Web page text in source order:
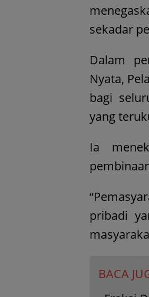
sekadar
Dalam
Nyata,
bagi
yang
Ia
pribadi
BACA